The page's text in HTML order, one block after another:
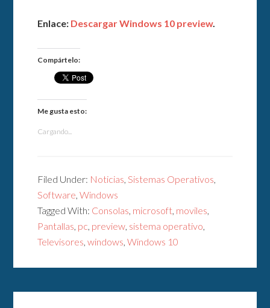
Enlace: Descargar Windows 10 preview.
Compártelo:
Me gusta esto:
Cargando...
Filed Under: Noticias Sistemas Operativos
Software ,Windows
Tagged With: Consolas microsoft moviles
Pantallas pc preview sistema operativo
Televisores ,windows ,Windows 10